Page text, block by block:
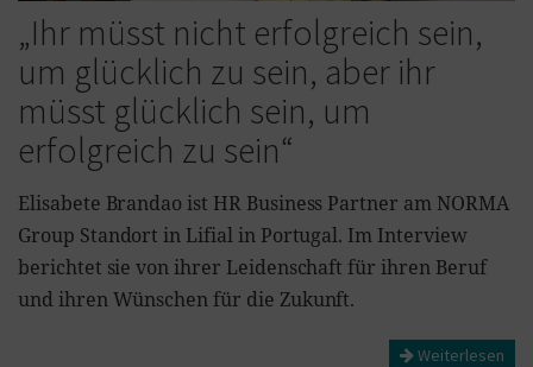
„Ihr müsst nicht erfolgreich sein,
um glücklich zu sein, aber ihr
müsst glücklich sein, um
erfolgreich zu sein“
Elisabete Brandao ist HR Business Partner am NORMA
Group Standort in Lifial in Portugal. Im Interview
berichtet sie von ihrer Leidenschaft für ihren Beruf
und ihren Wünschen für die Zukunft.
Weiterlesen